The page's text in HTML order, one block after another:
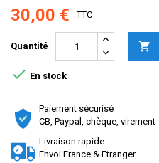
30,00 € TTC
Quantité 
 En stock
Paiement sécurisé
CB, Paypal, chèque, virement
Livraison rapide
Envoi France & Etranger